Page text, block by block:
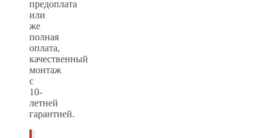
предоплата
или
же
полная
оплата,
качественный
монтаж
с
10-
летней
гарантией.